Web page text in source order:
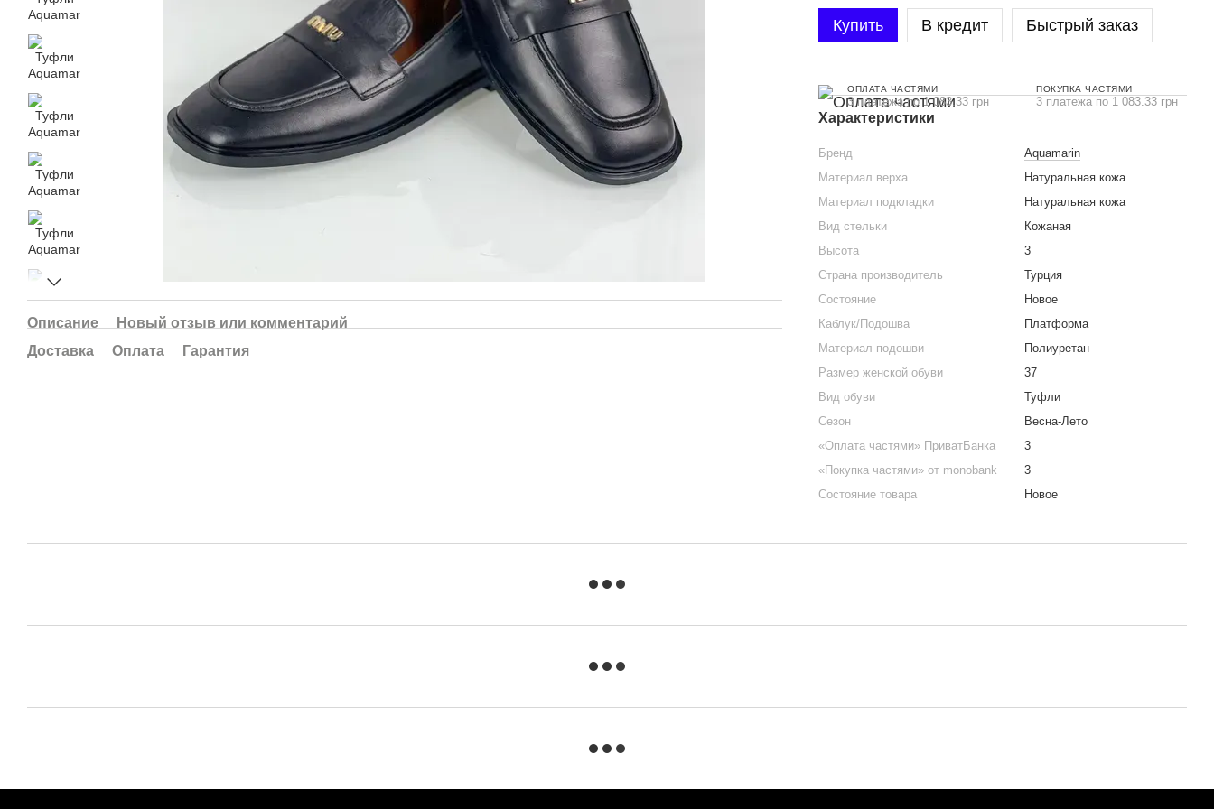
Описание
Новый отзыв или комментарий
Доставка
Оплата Гарантия
Купить В кредит Быстрый заказ
ОПЛАТА ЧАСТЯМИ
3 платежа по 1 083.33 грн
ПОКУПКА ЧАСТЯМИ
3 платежа по 1 083.33 грн
Характеристики
Бренд
Aquamarin
Материал верха
Натуральная кожа
Материал подкладки
Натуральная кожа
Вид стельки
Кожаная
Высота
3
Страна производитель
Турция
Состояние
Новое
Каблук/Подошва
Платформа
Материал подошви
Полиуретан
Размер женской обуви
37
Вид обуви
Туфли
Сезон
Весна-Лето
«Оплата частями» ПриватБанка
3
«Покупка частями» от monobank
3
Состояние товара
Новое